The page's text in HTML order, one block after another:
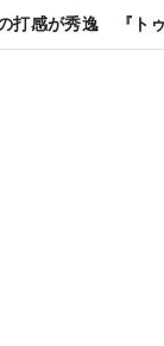
打感が秀逸 『トゥ